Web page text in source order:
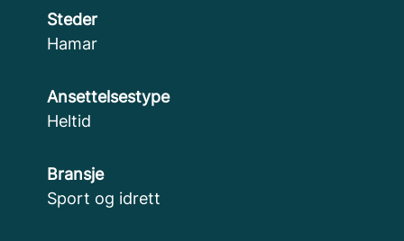
Steder
Hamar
Ansettelsestype
Heltid
Bransje
Sport og idrett